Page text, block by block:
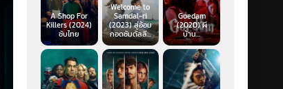
A Shop For
Killers (2024)
ซับไทย
Welcome to
Samdal-ri
(2023) สู่อ้อม
กอดซัมดัลลี...
Goedam
(2020) ผี
บ้าน...